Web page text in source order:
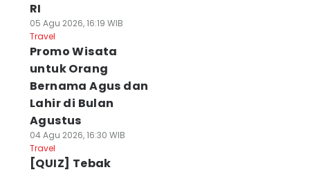
RI
05 Agu 2026, 16:19 WIB
Travel
Promo Wisata
untuk Orang
Bernama Agus dan
Lahir di Bulan
Agustus
04 Agu 2026, 16:30 WIB
Travel
[QUIZ] Tebak